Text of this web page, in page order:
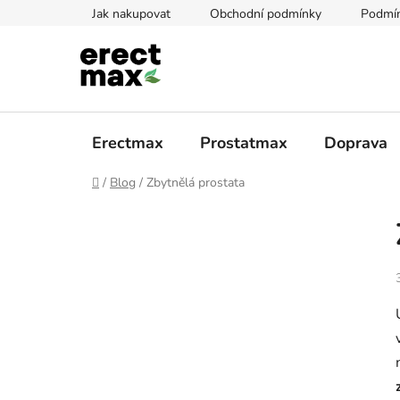
Jak nakupovat Obchodní podmínky
Erectmax Prostatmax Doprava
Domů
/ Blog / Zbytnělá prostata